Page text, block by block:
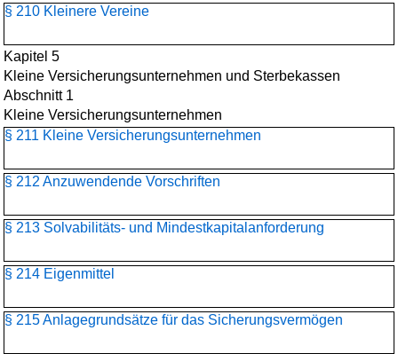
§ 210 Kleinere Vereine
Kapitel 5
Kleine Versicherungsunternehmen und Sterbekassen
Abschnitt 1
Kleine Versicherungsunternehmen
§ 211 Kleine Versicherungsunternehmen
§ 212 Anzuwendende Vorschriften
§ 213 Solvabilitäts- und Mindestkapitalanforderung
§ 214 Eigenmittel
§ 215 Anlagegrundsätze für das Sicherungsvermögen